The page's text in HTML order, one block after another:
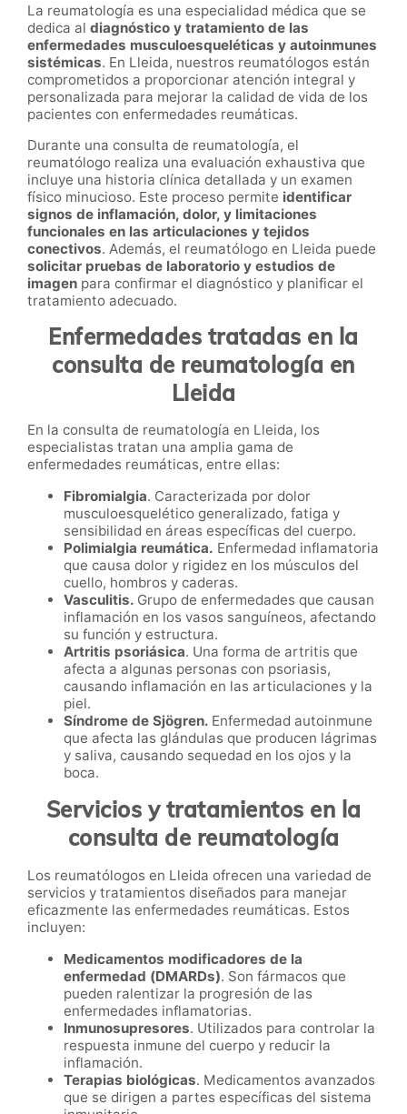
La reumatología es una especialidad médica que se
dedica al diagnóstico y tratamiento de las
enfermedades musculoesqueléticas y autoinmunes
sistémicas. En Lleida, nuestros reumatólogos están
comprometidos a proporcionar atención integral y
personalizada para mejorar la calidad de vida de los
pacientes con enfermedades reumáticas.
Durante una consulta de reumatología, el
reumatólogo realiza una evaluación exhaustiva que
incluye una historia clínica detallada y un examen
físico minucioso. Este proceso permite identificar
signos de inflamación, dolor, y limitaciones
funcionales en las articulaciones y tejidos
conectivos. Además, el reumatólogo en Lleida puede
solicitar pruebas de laboratorio y estudios de
imagen para confirmar el diagnóstico y planificar el
tratamiento adecuado.
Enfermedades tratadas en la
consulta de reumatología en
Lleida
En la consulta de reumatología en Lleida, los
especialistas tratan una amplia gama de
enfermedades reumáticas, entre ellas:
Fibromialgia. Caracterizada por dolor
musculoesquelético generalizado, fatiga y
sensibilidad en áreas específicas del cuerpo.
Polimialgia reumática. Enfermedad inflamatoria
que causa dolor y rigidez en los músculos del
cuello, hombros y caderas.
Vasculitis. Grupo de enfermedades que causan
inflamación en los vasos sanguíneos, afectando
su función y estructura.
Artritis psoriásica. Una forma de artritis que
afecta a algunas personas con psoriasis,
causando inflamación en las articulaciones y la
piel.
Síndrome de Sjögren. Enfermedad autoinmune
que afecta las glándulas que producen lágrimas
y saliva, causando sequedad en los ojos y la
boca.
Servicios y tratamientos en la
consulta de reumatología
Los reumatólogos en Lleida ofrecen una variedad de
servicios y tratamientos diseñados para manejar
eficazmente las enfermedades reumáticas. Estos
incluyen:
Medicamentos modificadores de la
enfermedad (DMARDs). Son fármacos que
pueden ralentizar la progresión de las
enfermedades inflamatorias.
Inmunosupresores. Utilizados para controlar la
respuesta inmune del cuerpo y reducir la
inflamación.
Terapias biológicas. Medicamentos avanzados
que se dirigen a partes específicas del sistema